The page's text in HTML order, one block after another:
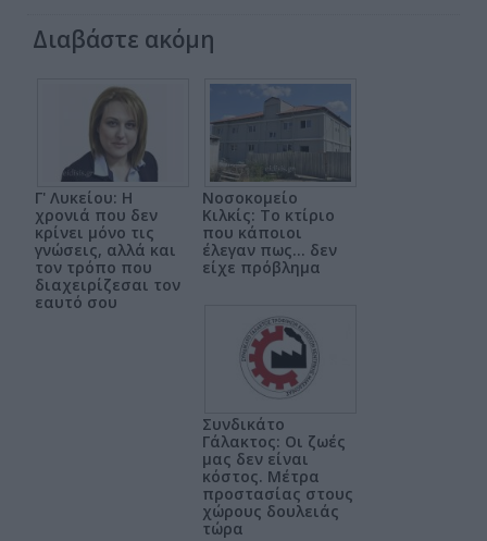
Διαβάστε ακόμη
Γ' Λυκείου: Η
χρονιά που δεν
κρίνει μόνο τις
γνώσεις, αλλά και
τον τρόπο που
διαχειρίζεσαι τον
εαυτό σου
Νοσοκομείο
Κιλκίς: Το κτίριο
που κάποιοι
έλεγαν πως... δεν
είχε πρόβλημα
Συνδικάτο
Γάλακτος: Οι ζωές
μας δεν είναι
κόστος. Μέτρα
προστασίας στους
χώρους δουλειάς
τώρα